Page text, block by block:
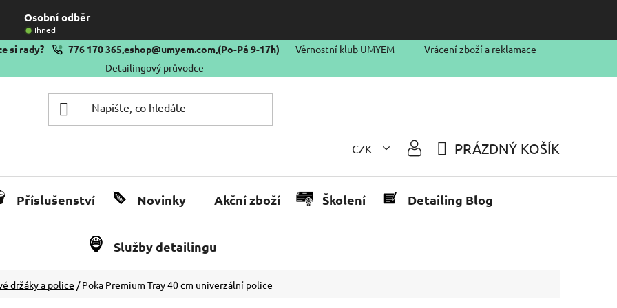
Osobní odběr
Ihned
si rady? 776 170 365,eshop@umyem.com,(Po-Pá 9-17h) Věrnostní klub UMYEM
Vrácení zboží a reklamace
Detailingový průvodce
CZK
KOŠÍK
PRÁZDNÝ KOŠÍK
Příslušenství Novinky Akční zboží Školení Detailing Blog
Služby detailingu
držáky a police / Poka Premium Tray 40 cm univerzální police